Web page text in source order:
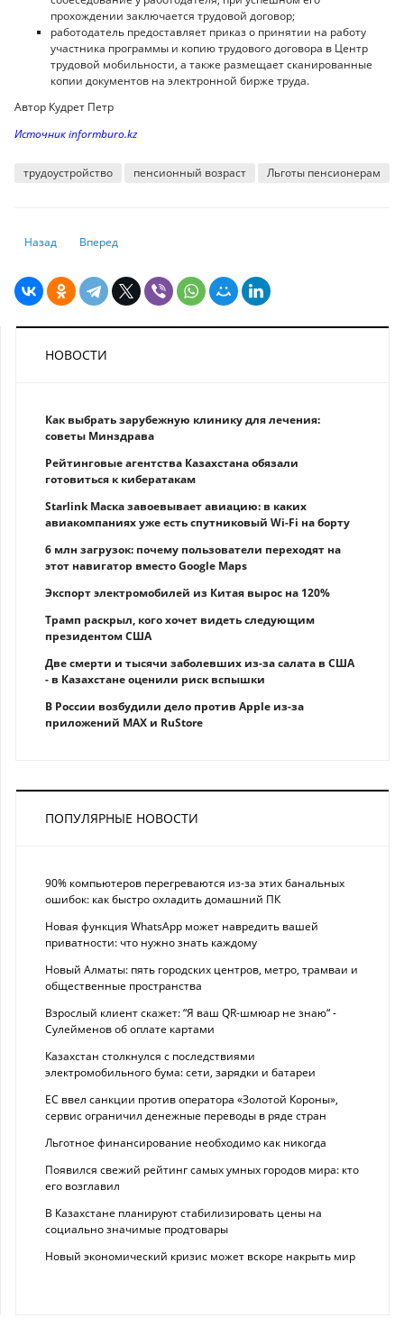
прохождении заключается трудовой договор;
работодатель предоставляет приказ о принятии на работу
участника программы и копию трудового договора в Центр
трудовой мобильности, а также размещает сканированные
копии документов на электронной бирже труда.
Автор Кудрет Петр
Источник informburo.kz
трудоустройство пенсионный возраст Льготы пенсионерам
Предыдущий: Количество самокатчиков увеличилось на 147
Назад Следующий: Стоимость одного километра дороги назвали в
Вперед
НОВОСТИ
Как выбрать зарубежную клинику для лечения:
советы Минздрава
Рейтинговые агентства Казахстана обязали
готовиться к кибератакам
Starlink Маска завоевывает авиацию: в каких
авиакомпаниях уже есть спутниковый Wi-Fi на борту
6 млн загрузок: почему пользователи переходят на
этот навигатор вместо Google Maps
Экспорт электромобилей из Китая вырос на 120%
Трамп раскрыл, кого хочет видеть следующим
президентом США
Две смерти и тысячи заболевших из-за салата в США
- в Казахстане оценили риск вспышки
В России возбудили дело против Apple из-за
приложений MAX и RuStore
ПОПУЛЯРНЫЕ НОВОСТИ
90% компьютеров перегреваются из-за этих банальных
ошибок: как быстро охладить домашний ПК
Новая функция WhatsApp может навредить вашей
приватности: что нужно знать каждому
Новый Алматы: пять городских центров, метро, трамваи и
общественные пространства
Взрослый клиент скажет: “Я ваш QR-шмюар не знаю“ -
Сулейменов об оплате картами
Казахстан столкнулся с последствиями
электромобильного бума: сети, зарядки и батареи
ЕС ввел санкции против оператора «Золотой Короны»,
сервис ограничил денежные переводы в ряде стран
Льготное финансирование необходимо как никогда
Появился свежий рейтинг самых умных городов мира: кто
его возглавил
В Казахстане планируют стабилизировать цены на
социально значимые продтовары
Новый экономический кризис может вскоре накрыть мир